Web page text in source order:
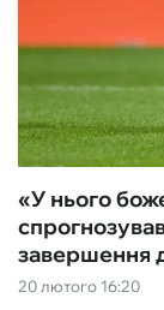
20 лютого 16:20
«У нього
завершення